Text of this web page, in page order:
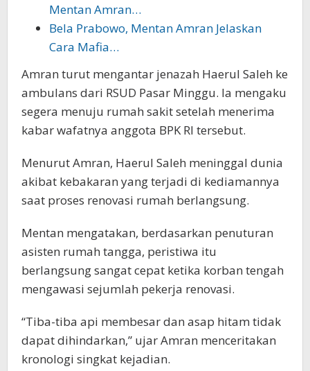
Mentan Amran…
Bela Prabowo, Mentan Amran Jelaskan
Cara Mafia…
Amran turut mengantar jenazah Haerul Saleh ke
ambulans dari RSUD Pasar Minggu. Ia mengaku
segera menuju rumah sakit setelah menerima
kabar wafatnya anggota BPK RI tersebut.
Menurut Amran, Haerul Saleh meninggal dunia
akibat kebakaran yang terjadi di kediamannya
saat proses renovasi rumah berlangsung.
Mentan mengatakan, berdasarkan penuturan
asisten rumah tangga, peristiwa itu
berlangsung sangat cepat ketika korban tengah
mengawasi sejumlah pekerja renovasi.
“Tiba-tiba api membesar dan asap hitam tidak
dapat dihindarkan,” ujar Amran menceritakan
kronologi singkat kejadian.